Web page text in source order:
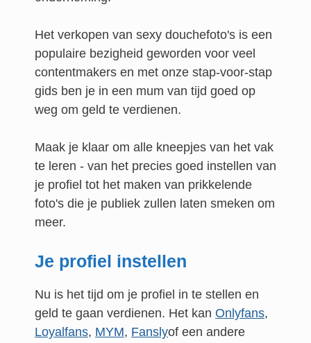
Het verkopen van sexy douchefoto's is een
populaire bezigheid geworden voor veel
contentmakers en met onze stap-voor-stap
gids ben je in een mum van tijd goed op
weg om geld te verdienen.
Maak je klaar om alle kneepjes van het vak
te leren - van het precies goed instellen van
je profiel tot het maken van prikkelende
foto's die je publiek zullen laten smeken om
meer.
Je profiel instellen
Nu is het tijd om je profiel in te stellen en
geld te gaan verdienen. Het kan Onlyfans,
Loyalfans, MYM, Fanslyof een andere